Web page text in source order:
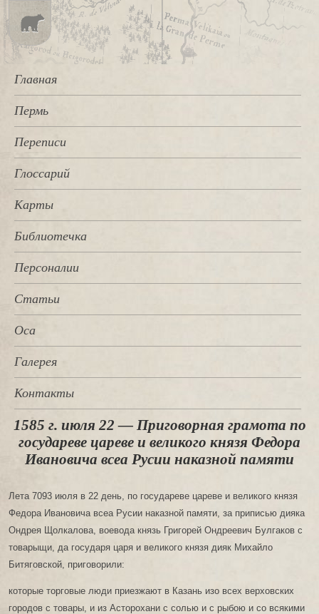
Главная
Пермь
Переписи
Глоссарий
Карты
Библиотечка
Персоналии
Статьи
Оса
Галерея
Контакты
1585 г. июля 22 — Приговорная грамота по
государеве цареве и великого князя Федора
Ивановича всеа Русии наказной памяти
Лета 7093 июля в 22 день, по государеве цареве и великого князя
Федора Ивановича всеа Русии наказной памяти, за приписью дияка
Ондрея Щолкалова, воевода князь Григорей Ондреевич Булгаков с
товарыщи, да государя царя и великого князя дияк Михайло
Битяговской, приговорили:
которые торговые люди приезжают в Казань изо всех верховских
городов с товары, и из Асторохани с солью и с рыбою и со всякими